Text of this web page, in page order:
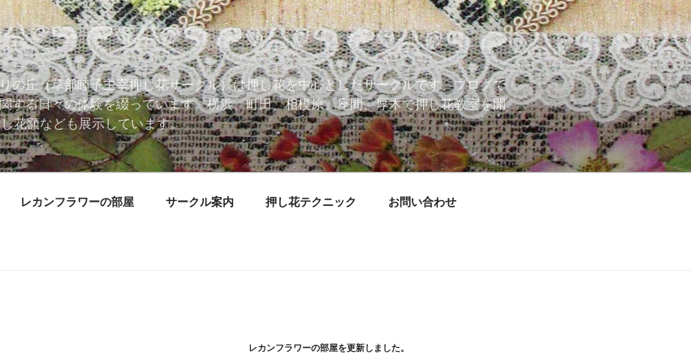
の丘（草部睦子主宰押し花サークル）は押し花を中心としたサークルです。ブログで
する日々の体験を綴っています。横浜、町田、相模原、座間、厚木で押し花教室を開
花額なども展示しています。
レカンフラワーの部屋 サークル案内 押し花テクニック お問い合わせ
レカンフラワーの部屋を更新しました。